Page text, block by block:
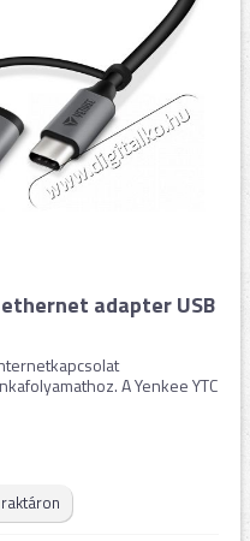
adapter USB
A Yenkee YTC
raktáron